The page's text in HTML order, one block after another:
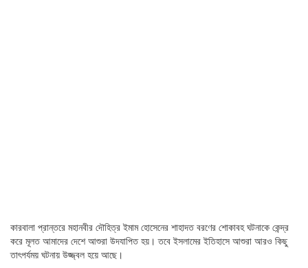
কারবালা প্রান্তরে মহানবীর দৌহিত্র ইমাম হোসেনের শাহাদত বরণের শোকাবহ ঘটনাকে কেন্দ্র
করে মূলত আমাদের দেশে আশুরা উদযাপিত হয়। তবে ইসলামের ইতিহাসে আশুরা আরও কিছু
তাৎপর্যময় ঘটনায় উজ্জ্বল হয়ে আছে।